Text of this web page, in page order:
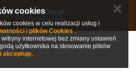
cookies
cookies w celu realizacji usług i
i plików Cookies.
internetowej bez zmiany ustawień
użytkownika na stosowanie plików
akceptuję.
✕